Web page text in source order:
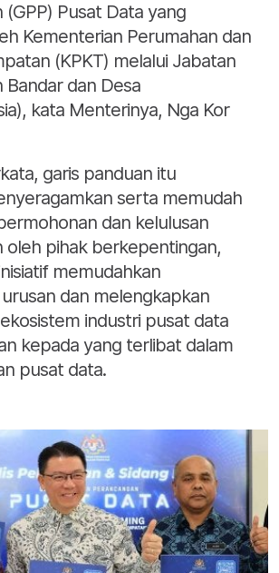
(GPP) Pusat Data yang
Kementerian Perumahan dan
(KPKT) melalui Jabatan
Bandar dan Desa
kata Menterinya, Nga Kor
garis panduan itu
serta memudah
dan kelulusan
oleh pihak berkepentingan,
memudahkan
dan melengkapkan
industri pusat data
kepada yang terlibat dalam
pusat data.